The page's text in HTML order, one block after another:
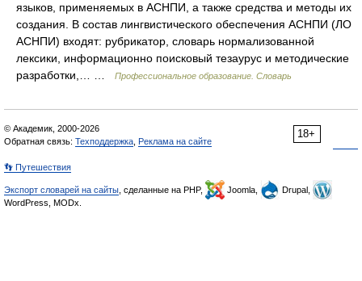
языков, применяемых в АСНПИ, а также средства и методы их
создания. В состав лингвистического обеспечения АСНПИ (ЛО
АСНПИ) входят: рубрикатор, словарь нормализованной
лексики, информационно поисковый тезаурус и методические
разработки,… …
Профессиональное образование. Словарь
18+
© Академик, 2000-2026
Обратная связь: Техподдержка Реклама на сайте
👣 Путешествия
Экспорт словарей на сайты , сделанные на PHP, Joomla,
Drupal,
WordPress, MODx.